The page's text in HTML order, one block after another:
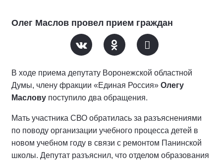
Олег Маслов провел прием граждан
В ходе приема депутату Воронежской областной
Думы, члену фракции «Единая Россия» Олегу
Маслову поступило два обращения.
Мать участника СВО обратилась за разъяснениями
по поводу организации учебного процесса детей в
новом учебном году в связи с ремонтом Панинской
школы. Депутат разъяснил, что отделом образования